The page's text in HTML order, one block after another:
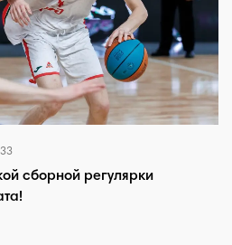
сборной регулярки